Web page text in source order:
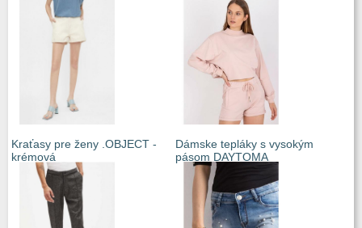
Kraťasy pre ženy .OBJECT -
krémová
Dámske tepláky s vysokým
pásom DAYTOMA